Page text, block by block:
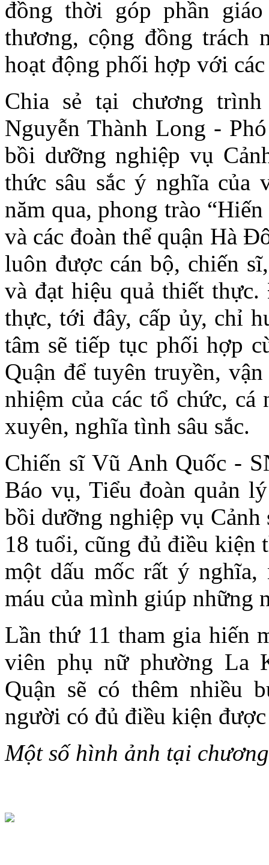
đồng thời góp phần
thương, cộng đồng trách
hoạt động phối hợp với
Chia sẻ tại chương
Nguyễn Thành Long -
bồi dưỡng nghiệp vụ
thức sâu sắc ý nghĩa của
năm qua, phong trào
và các đoàn thể quận Hà
luôn được cán bộ, chiến
và đạt hiệu quả thiết
thực, tới đây, cấp ủy, chỉ
tâm sẽ tiếp tục phối hợp
Quận để tuyên truyền,
nhiệm của các tổ chức,
xuyên, nghĩa tình sâu sắc.
Chiến sĩ Vũ Anh Quốc -
Báo vụ, Tiểu đoàn quản
bồi dưỡng nghiệp vụ Cảnh
18 tuổi, cũng đủ điều kiện
một dấu mốc rất ý
máu của mình giúp những
Lần thứ 11 tham gia hiến
viên phụ nữ phường La
Quận sẽ có thêm nhiều
người có đủ điều kiện
Một số hình ảnh tại